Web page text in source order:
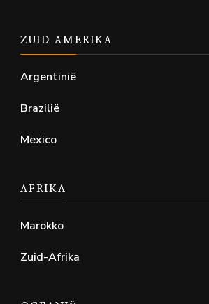
ZUID AMERIKA
Argentinië
Brazilië
Mexico
AFRIKA
Marokko
Zuid-Afrika